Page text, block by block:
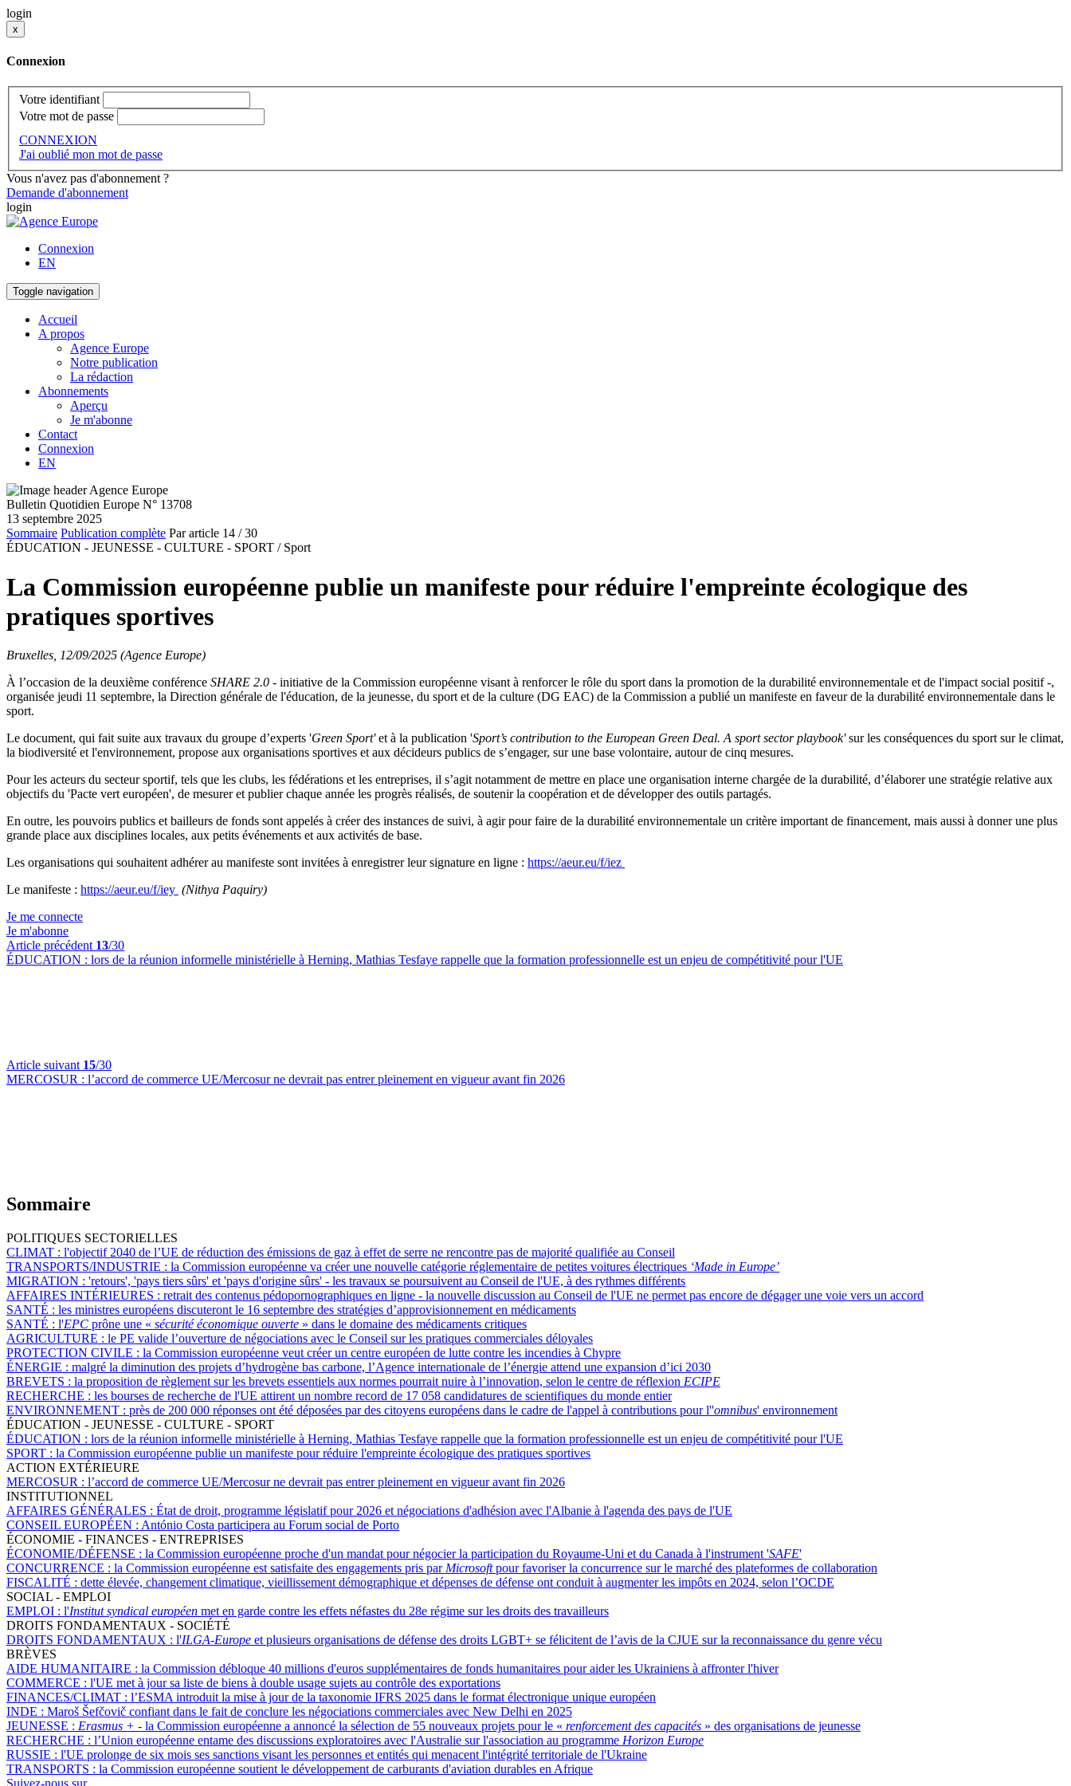
login
x
Connexion
Votre identifiant
Votre mot de passe
CONNEXION
J'ai oublié mon mot de passe
Vous n'avez pas d'abonnement ?
Demande d'abonnement
login
Connexion
EN
Toggle navigation
Accueil
A propos
Agence Europe
Notre publication
La rédaction
Abonnements
Aperçu
Je m'abonne
Contact
Connexion
EN
Bulletin Quotidien Europe N° 13708
13 septembre 2025
Sommaire Publication complète Par article 14 / 30
ÉDUCATION - JEUNESSE - CULTURE - SPORT / Sport
La Commission européenne publie un manifeste pour réduire l'empreinte écologique des
pratiques sportives
Bruxelles, 12/09/2025 (Agence Europe)
À l’occasion de la deuxième conférence SHARE 2.0 - initiative de la Commission européenne visant à renforcer le rôle du sport dans la promotion de la durabilité environnementale et de l'impact social positif -,
organisée jeudi 11 septembre, la Direction générale de l'éducation, de la jeunesse, du sport et de la culture (DG EAC) de la Commission a publié un manifeste en faveur de la durabilité environnementale dans le
sport.
Le document, qui fait suite aux travaux du groupe d’experts 'Green Sport'et à la publication 'Sport’s contribution to the European Green Deal. A sport sector playbook'sur les conséquences du sport sur le climat,
la biodiversité et l'environnement, propose aux organisations sportives et aux décideurs publics de s’engager, sur une base volontaire, autour de cinq mesures.
Pour les acteurs du secteur sportif, tels que les clubs, les fédérations et les entreprises, il s’agit notamment de mettre en place une organisation interne chargée de la durabilité, d’élaborer une stratégie relative aux
objectifs du 'Pacte vert européen', de mesurer et publier chaque année les progrès réalisés, de soutenir la coopération et de développer des outils partagés.
En outre, les pouvoirs publics et bailleurs de fonds sont appelés à créer des instances de suivi, à agir pour faire de la durabilité environnementale un critère important de financement, mais aussi à donner une plus
grande place aux disciplines locales, aux petits événements et aux activités de base.
Les organisations qui souhaitent adhérer au manifeste sont invitées à enregistrer leur signature en ligne : https://aeur.eu/f/iez
Le manifeste : https://aeur.eu/f/iey (Nithya Paquiry)
Je me connecte
Je m'abonne
Article précédent 13/30
ÉDUCATION : lors de la réunion informelle ministérielle à Herning, Mathias Tesfaye rappelle que la formation professionnelle est un enjeu de compétitivité pour l'UE
Article suivant 15/30
MERCOSUR : l’accord de commerce UE/Mercosur ne devrait pas entrer pleinement en vigueur avant fin 2026
Sommaire
POLITIQUES SECTORIELLES
CLIMAT : l'objectif 2040 de l’UE de réduction des émissions de gaz à effet de serre ne rencontre pas de majorité qualifiée au Conseil
TRANSPORTS/INDUSTRIE : la Commission européenne va créer une nouvelle catégorie réglementaire de petites voitures électriques ‘Made in Europe’
MIGRATION : 'retours', 'pays tiers sûrs' et 'pays d'origine sûrs' - les travaux se poursuivent au Conseil de l'UE, à des rythmes différents
AFFAIRES INTÉRIEURES : retrait des contenus pédopornographiques en ligne - la nouvelle discussion au Conseil de l'UE ne permet pas encore de dégager une voie vers un accord
SANTÉ : les ministres européens discuteront le 16 septembre des stratégies d’approvisionnement en médicaments
SANTÉ : l'EPC prône une « sécurité économique ouverte » dans le domaine des médicaments critiques
AGRICULTURE : le PE valide l’ouverture de négociations avec le Conseil sur les pratiques commerciales déloyales
PROTECTION CIVILE : la Commission européenne veut créer un centre européen de lutte contre les incendies à Chypre
ÉNERGIE : malgré la diminution des projets d’hydrogène bas carbone, l’Agence internationale de l’énergie attend une expansion d’ici 2030
BREVETS : la proposition de règlement sur les brevets essentiels aux normes pourrait nuire à l’innovation, selon le centre de réflexion ECIPE
RECHERCHE : les bourses de recherche de l'UE attirent un nombre record de 17 058 candidatures de scientifiques du monde entier
ENVIRONNEMENT : près de 200 000 réponses ont été déposées par des citoyens européens dans le cadre de l'appel à contributions pour l''omnibus' environnement
ÉDUCATION - JEUNESSE - CULTURE - SPORT
ÉDUCATION : lors de la réunion informelle ministérielle à Herning, Mathias Tesfaye rappelle que la formation professionnelle est un enjeu de compétitivité pour l'UE
SPORT : la Commission européenne publie un manifeste pour réduire l'empreinte écologique des pratiques sportives
ACTION EXTÉRIEURE
MERCOSUR : l’accord de commerce UE/Mercosur ne devrait pas entrer pleinement en vigueur avant fin 2026
INSTITUTIONNEL
AFFAIRES GÉNÉRALES : État de droit, programme législatif pour 2026 et négociations d'adhésion avec l'Albanie à l'agenda des pays de l'UE
CONSEIL EUROPÉEN : António Costa participera au Forum social de Porto
ÉCONOMIE - FINANCES - ENTREPRISES
ÉCONOMIE/DÉFENSE : la Commission européenne proche d'un mandat pour négocier la participation du Royaume-Uni et du Canada à l'instrument 'SAFE'
CONCURRENCE : la Commission européenne est satisfaite des engagements pris par Microsoftpour favoriser la concurrence sur le marché des plateformes de collaboration
FISCALITÉ : dette élevée, changement climatique, vieillissement démographique et dépenses de défense ont conduit à augmenter les impôts en 2024, selon l’OCDE
SOCIAL - EMPLOI
EMPLOI : l'Institut syndical européen met en garde contre les effets néfastes du 28e régime sur les droits des travailleurs
DROITS FONDAMENTAUX - SOCIÉTÉ
DROITS FONDAMENTAUX : l'ILGA-Europe et plusieurs organisations de défense des droits LGBT+ se félicitent de l’avis de la CJUE sur la reconnaissance du genre vécu
BRÈVES
AIDE HUMANITAIRE : la Commission débloque 40 millions d'euros supplémentaires de fonds humanitaires pour aider les Ukrainiens à affronter l'hiver
COMMERCE : l'UE met à jour sa liste de biens à double usage sujets au contrôle des exportations
FINANCES/CLIMAT : l’ESMA introduit la mise à jour de la taxonomie IFRS 2025 dans le format électronique unique européen
INDE : Maroš Šefčovič confiant dans le fait de conclure les négociations commerciales avec New Delhi en 2025
JEUNESSE : Erasmus + - la Commission européenne a annoncé la sélection de 55 nouveaux projets pour le « renforcement des capacités » des organisations de jeunesse
RECHERCHE : l’Union européenne entame des discussions exploratoires avec l'Australie sur l'association au programme Horizon Europe
RUSSIE : l'UE prolonge de six mois ses sanctions visant les personnes et entités qui menacent l'intégrité territoriale de l'Ukraine
TRANSPORTS : la Commission européenne soutient le développement de carburants d'aviation durables en Afrique
Suivez-nous sur